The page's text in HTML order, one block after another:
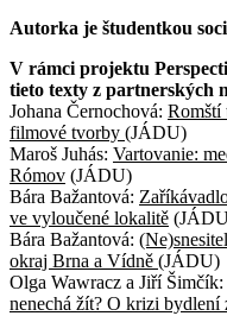
Autorka je študentkou
V rámci projektu
tieto texty z partnerských
Johana Černochová: Romští
filmové tvorby (JÁDU)
Maroš Juhás: Vartovanie:
Rómov (JÁDU)
Bára Bažantová:
ve vyloučené lokalitě
Bára Bažantová:
okraj Brna a Vídně (JÁDU)
Olga Wawracz a Jiří Šimčík:
nenechá žít? O krizi bydlení